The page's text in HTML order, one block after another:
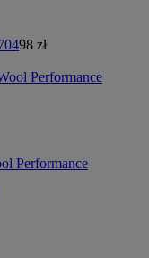
98 zł
Performance